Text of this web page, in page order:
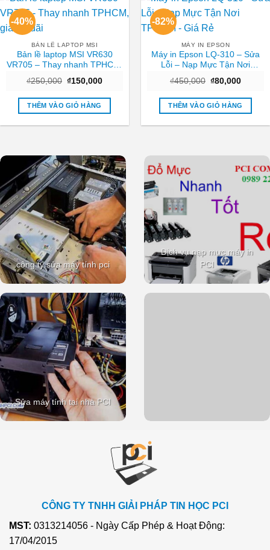
-40%
BẢN LỀ LAPTOP MSI
Bản lề laptop MSI VR630
VR705 – Thay nhanh TPHCM,
₫250,000 Giá
là:
₫250,000.
₫150,000Giá
tại
₫150,000.
THÊM VÀO GIỎ HÀNG
-82%
MÁY IN EPSON
Máy in Epson LQ-310 – Sửa
Lỗi – Nạp Mực Tận Nơi
₫450,000 Giá
là:
₫450,000.
₫80,000Giá
tại
là:
THÊM VÀO GIỎ HÀNG
công ty sửa máy tính pci
Dịch vụ nạp mực máy in
PCI
Sửa máy tính tại nhà PCI
CÔNG TY TNHH GIẢI PHÁP TIN HỌC PCI
MST: 0313214056 - Ngày Cấp Phép & Hoạt Động:
17/04/2015